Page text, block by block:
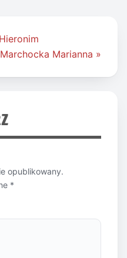
Marchocka Marianna »
opublikowany.
*